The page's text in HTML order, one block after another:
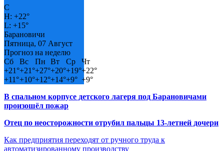
C
H: +22°
L: +15°
Барановичи
Пятница, 07 Август
Прогноз на неделю
Сб
Вс Пн Вт Ср
Чт
+21°+21°+27°+20°+19°+22°
+11°+10°+12°+14°+9° +9°
В спальном корпусе детского лагеря под Барановичами
произошёл пожар
Отец по неосторожности отрубил пальцы 13-летней дочери
Как предприятия переходят от ручного труда к
автоматизированному производству